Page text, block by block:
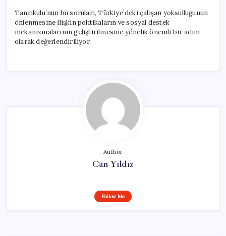
Tanrıkulu’nun bu soruları, Türkiye’deki çalışan yoksulluğunun
önlenmesine ilişkin politikaların ve sosyal destek
mekanizmalarının geliştirilmesine yönelik önemli bir adım
olarak değerlendiriliyor.
Author
Can Yıldız
Follow Me